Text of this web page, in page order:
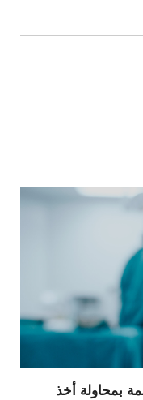
بمحاولة أخذ